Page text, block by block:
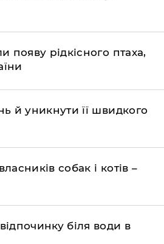
появу рідкісного птаха,
й уникнути її швидкого
собак і котів –
біля води в